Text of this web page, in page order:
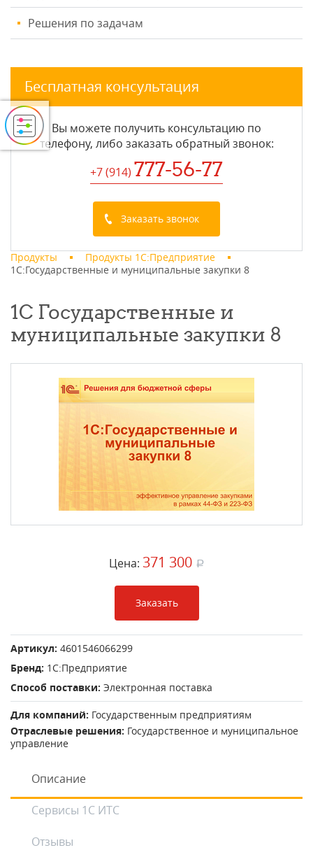
Решения по задачам
Бесплатная консультация
Вы можете получить консультацию по
телефону, либо заказать обратный звонок:
+7 (914) 777-56-77
Заказать звонок
Продукты
Продукты 1С:Предприятие
1С:Государственные и муниципальные закупки 8
1С Государственные и
муниципальные закупки 8
Цена: 371 300 a
Заказать
Артикул: 4601546066299
Бренд: 1С:Предприятие
Способ поставки: Электронная поставка
Для компаний: Государственным предприятиям
Отраслевые решения: Государственное и муниципальное
управление
Описание
Сервисы 1С ИТС
Отзывы